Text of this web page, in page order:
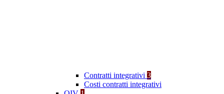
Contratti integrativi 3
Costi contratti integrativi